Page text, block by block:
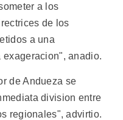
a los
de los
a una
anadio.
de Andueza se
division entre
regionales", advirtio.